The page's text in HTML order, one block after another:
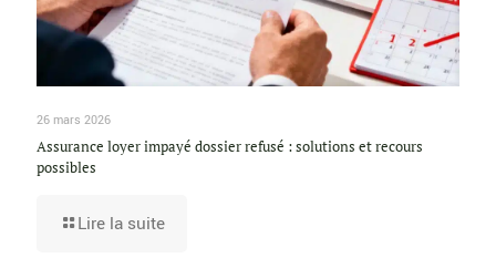
26 mars 2026
Assurance loyer impayé dossier refusé : solutions et recours
possibles
Lire la suite